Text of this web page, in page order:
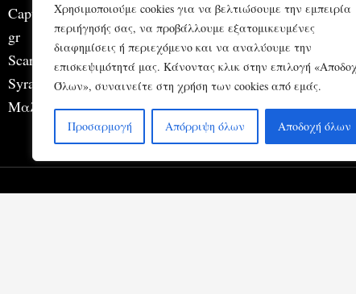
Χρησιμοποιούμε cookies για να βελτιώσουμε την εμπειρία
περιήγησής σας, να προβάλλουμε εξατομικευμένες
διαφημίσεις ή περιεχόμενο και να αναλύουμε την
επισκεψιμότητά μας. Κάνοντας κλικ στην επιλογή
Όλων», συναινείτε στη χρήση των cookies από εμάς.
Προσαρμογή Απόρριψη όλων Αποδοχή όλων
Captain
gr
Scarabeo
Syrah
Μαλαγουζιά